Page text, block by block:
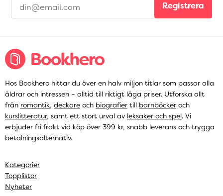
Registrera
Hos Bookhero hittar du över en halv miljon titlar som passar alla
åldrar och intressen – alltid till riktigt låga priser. Utforska allt
från romantik, deckare och biografier till barnböcker och
kurslitteratur, samt ett stort urval av leksaker och spel. Vi
erbjuder fri frakt vid köp över 399 kr, snabb leverans och trygga
betalningsalternativ.
Kategorier
Topplistor
Nyheter